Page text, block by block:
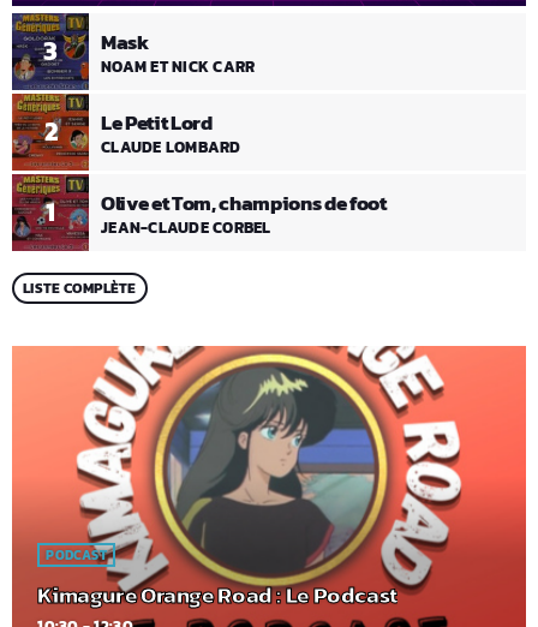
1 Olive et Tom, champions de foot
JEAN-CLAUDE CORBEL
2 Le Petit Lord
CLAUDE LOMBARD
3 Mask
NOAM ET NICK CARR
LISTE COMPLÈTE
PODCAST
Kimagure Orange Road : Le Podcast